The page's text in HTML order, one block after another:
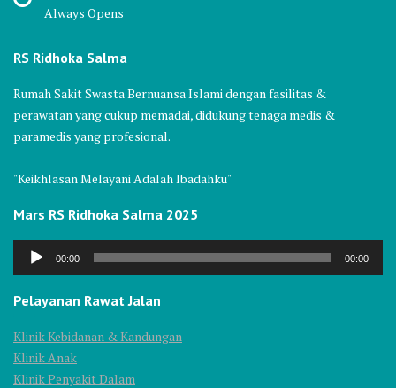
Always Opens
RS Ridhoka Salma
Rumah Sakit Swasta Bernuansa Islami dengan fasilitas &
perawatan yang cukup memadai, didukung tenaga medis &
paramedis yang profesional.
"Keikhlasan Melayani Adalah Ibadahku"
Mars RS Ridhoka Salma 2025
Audio
00:00 00:00
Pelayanan Rawat Jalan
Klinik Kebidanan & Kandungan
Klinik Anak
Klinik Penyakit Dalam